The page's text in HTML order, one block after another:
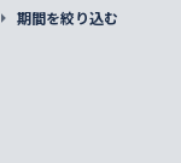
期間を絞り込む